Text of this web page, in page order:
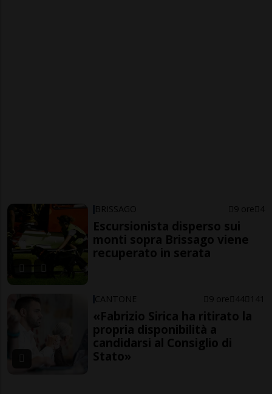
BRISSAGO 9 ore 4
Escursionista disperso sui
monti sopra Brissago viene
recuperato in serata
CANTONE 9 ore 44 141
«Fabrizio Sirica ha ritirato la
propria disponibilità a
candidarsi al Consiglio di
Stato»